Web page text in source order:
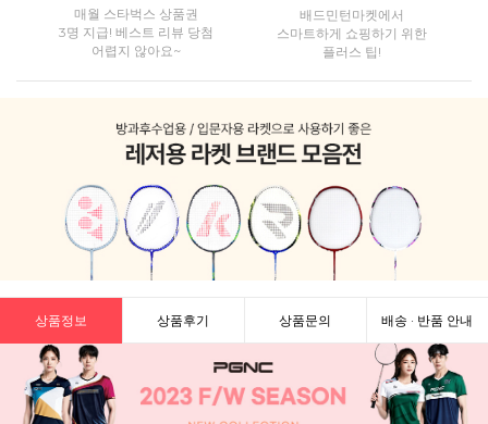
매월 스타벅스 상품권
3명 지급! 베스트 리뷰 당첨
어렵지 않아요~
배드민턴마켓에서
스마트하게 쇼핑하기 위한
플러스 팁!
상품정보 상품후기 상품문의 배송 · 반품 안내